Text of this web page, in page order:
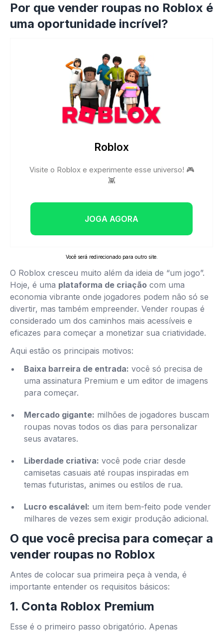
Por que vender roupas no Roblox é
uma oportunidade incrível?
Roblox
Visite o Roblox e experimente esse universo! 🎮
👾
JOGA AGORA
Você será redirecionado para outro site.
O Roblox cresceu muito além da ideia de “um jogo”.
Hoje, é uma plataforma de criação com uma
economia vibrante onde jogadores podem não só se
divertir, mas também empreender. Vender roupas é
considerado um dos caminhos mais acessíveis e
eficazes para começar a monetizar sua criatividade.
Aqui estão os principais motivos:
Baixa barreira de entrada: você só precisa de
uma assinatura Premium e um editor de imagens
para começar.
Mercado gigante: milhões de jogadores buscam
roupas novas todos os dias para personalizar
seus avatares.
Liberdade criativa: você pode criar desde
camisetas casuais até roupas inspiradas em
temas futuristas, animes ou estilos de rua.
Lucro escalável: um item bem-feito pode vender
milhares de vezes sem exigir produção adicional.
O que você precisa para começar a
vender roupas no Roblox
Antes de colocar sua primeira peça à venda, é
importante entender os requisitos básicos:
1. Conta Roblox Premium
Esse é o primeiro passo obrigatório. Apenas